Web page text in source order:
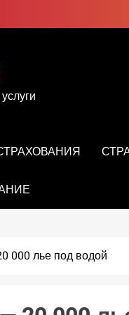
000 лье под водой